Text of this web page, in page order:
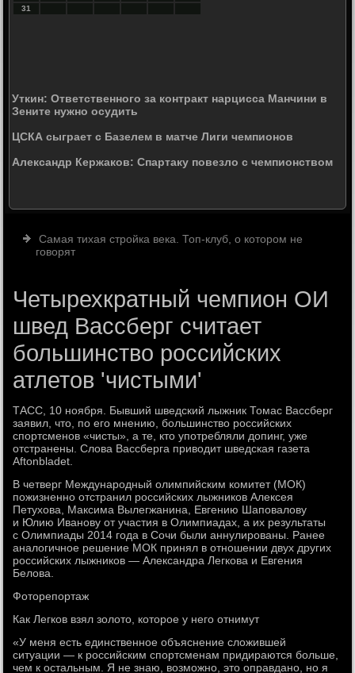
31
Уткин: Ответственного за контракт нарцисса Манчини в
Зените нужно осудить
ЦСКА сыграет с Базелем в матче Лиги чемпионов
Александр Кержаков: Спартаку повезло с чемпионством
Самая тихая стройка века. Топ-клуб, о котором не
говорят
Четырехкратный чемпион ОИ
швед Вассберг считает
большинство российских
атлетов 'чистыми'
ТАСС, 10 ноября. Бывший шведский лыжник Томас Вассберг
заявил, что, по его мнению, большинство российских
спортсменов «чисты», а те, кто употребляли допинг, уже
отстранены. Слова Вассберга приводит шведская газета
Aftonbladet.
В четверг Международный олимпийским комитет (МОК)
пожизненно отстранил российских лыжников Алексея
Петухова, Максима Вылегжанина, Евгению Шаповалову
и Юлию Иванову от участия в Олимпиадах, а их результаты
с Олимпиады 2014 года в Сочи были аннулированы. Ранее
аналогичное решение МОК принял в отношении двух других
российских лыжников — Александра Легкова и Евгения
Белова.
Фоторепортаж
Как Легков взял золото, которое у него отнимут
«У меня есть единственное объяснение сложившей
ситуации — к российским спортсменам придираются больше,
чем к остальным. Я не знаю, возможно, это оправдано, но я